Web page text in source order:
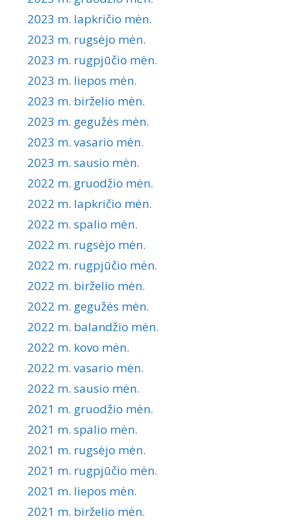
2023 m. lapkričio mėn.
2023 m. rugsėjo mėn.
2023 m. rugpjūčio mėn.
2023 m. liepos mėn.
2023 m. birželio mėn.
2023 m. gegužės mėn.
2023 m. vasario mėn.
2023 m. sausio mėn.
2022 m. gruodžio mėn.
2022 m. lapkričio mėn.
2022 m. spalio mėn.
2022 m. rugsėjo mėn.
2022 m. rugpjūčio mėn.
2022 m. birželio mėn.
2022 m. gegužės mėn.
2022 m. balandžio mėn.
2022 m. kovo mėn.
2022 m. vasario mėn.
2022 m. sausio mėn.
2021 m. gruodžio mėn.
2021 m. spalio mėn.
2021 m. rugsėjo mėn.
2021 m. rugpjūčio mėn.
2021 m. liepos mėn.
2021 m. birželio mėn.